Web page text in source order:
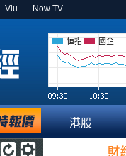
Viu Now TV
恒指 國企
港股